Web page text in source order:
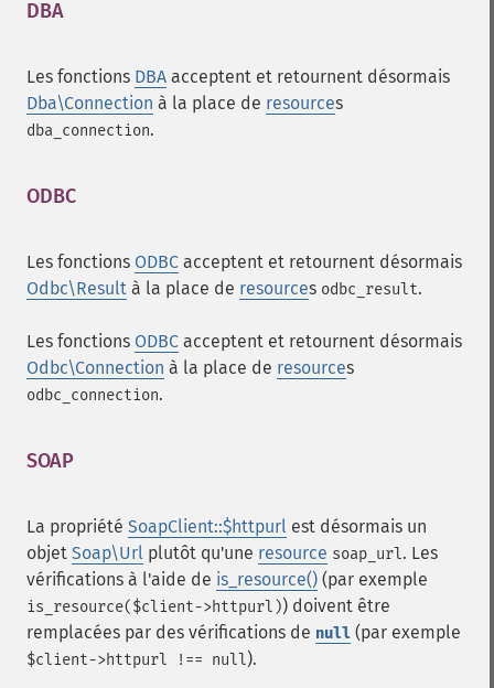
DBA
Les fonctions DBA acceptent et retournent désormais
Dba\Connection à la place de resources
dba_connection.
ODBC
Les fonctions ODBC acceptent et retournent désormais
Odbc\Result à la place de resources odbc_result.
Les fonctions ODBC acceptent et retournent désormais
Odbc\Connection à la place de resources
odbc_connection.
SOAP
La propriété SoapClient::$httpurl est désormais un
objet Soap\Url plutôt qu'une resource soap_url. Les
vérifications à l'aide de is_resource() (par exemple
is_resource($client->httpurl)) doivent être
remplacées par des vérifications de null (par exemple
$client->httpurl !== null).